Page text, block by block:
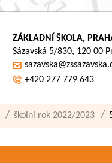
ZÁKLADNÍ ŠKOLA,
Sázavská 5/830, 120 00
+420 277 779 643
školní rok 2022/2023